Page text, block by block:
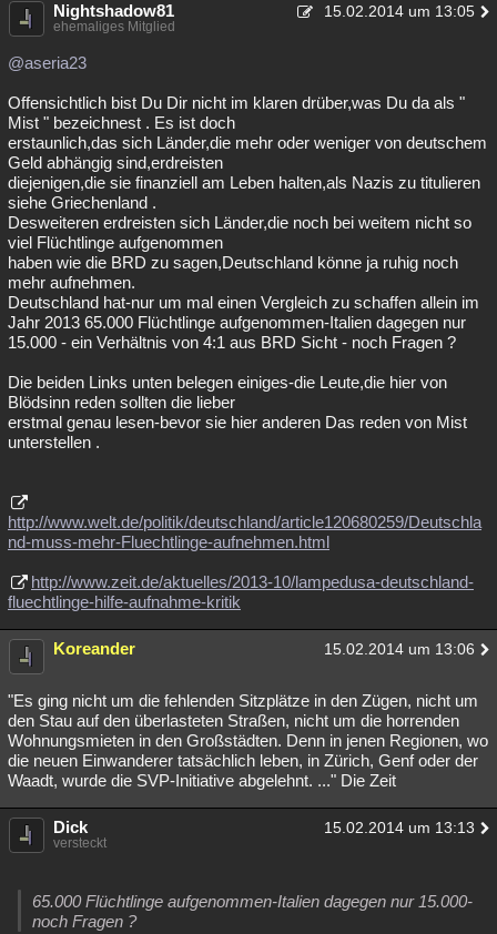
Nightshadow81 15.02.2014 um 13:05
ehemaliges Mitglied
@aseria23
Offensichtlich bist Du Dir nicht im klaren drüber,was Du da als "
Mist " bezeichnest . Es ist doch
erstaunlich,das sich Länder,die mehr oder weniger von deutschem
Geld abhängig sind,erdreisten
diejenigen,die sie finanziell am Leben halten,als Nazis zu titulieren
siehe Griechenland .
Desweiteren erdreisten sich Länder,die noch bei weitem nicht so
viel Flüchtlinge aufgenommen
haben wie die BRD zu sagen,Deutschland könne ja ruhig noch
mehr aufnehmen.
Deutschland hat-nur um mal einen Vergleich zu schaffen allein im
Jahr 2013 65.000 Flüchtlinge aufgenommen-Italien dagegen nur
15.000 - ein Verhältnis von 4:1 aus BRD Sicht - noch Fragen ?
Die beiden Links unten belegen einiges-die Leute,die hier von
Blödsinn reden sollten die lieber
erstmal genau lesen-bevor sie hier anderen Das reden von Mist
unterstellen .
http://www.welt.de/politik/deutschland/article120680259/Deutschla
nd-muss-mehr-Fluechtlinge-aufnehmen.html
http://www.zeit.de/aktuelles/2013-10/lampedusa-deutschland-
fluechtlinge-hilfe-aufnahme-kritik
Koreander 15.02.2014 um 13:06
"Es ging nicht um die fehlenden Sitzplätze in den Zügen, nicht um
den Stau auf den überlasteten Straßen, nicht um die horrenden
Wohnungsmieten in den Großstädten. Denn in jenen Regionen, wo
die neuen Einwanderer tatsächlich leben, in Zürich, Genf oder der
Waadt, wurde die SVP-Initiative abgelehnt. ..." Die Zeit
Dick 15.02.2014 um 13:13
versteckt
65.000 Flüchtlinge aufgenommen-Italien dagegen nur 15.000-
noch Fragen ?